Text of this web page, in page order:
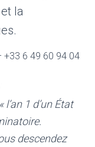
la
6 49 60 94 04
l’an 1 d’un État
descendez